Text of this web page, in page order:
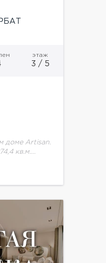
этаж
3 / 5
доме Artisan.
кв.м.